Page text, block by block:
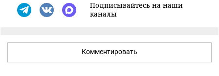
Подписывайтесь на наши
каналы
Комментировать